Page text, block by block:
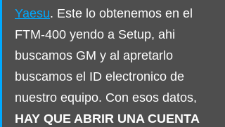
Yaesu. Este lo obtenemos en el
FTM-400 yendo a Setup, ahi
buscamos GM y al apretarlo
buscamos el ID electronico de
nuestro equipo. Con esos datos,
HAY QUE ABRIR UNA CUENTA